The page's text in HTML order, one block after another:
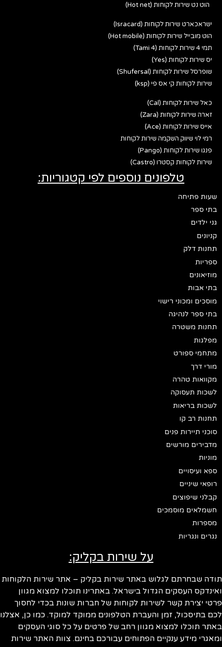
הוט נט שירות לקוחות (Hot net)
ישראכארט שירות לקוחות (Isracard)
הוט מובייל שירות לקוחות (Hot mobile)
תמי 4 שירות לקוחות (Tami 4)
יס שירות לקוחות (Yes)
שופרסל שירות לקוחות (Shufersal)
שירות לקוחות קי אס פי (ksp)
כאל שירות לקוחות (Cal)
זארה שירות לקוחות (Zara)
אייס שירות לקוחות (Ace)
רמי לוי שיווק השקמה שירות לקוחות
פנגו שירות לקוחות (Pango)
שירות לקוחות קסטרו (Castro)
טלפונים נוספים לפי קטגוריות:
שעות פתיחה
בתי ספר
גני ילדים
קניונים
תחנות דלק
ספריות
מוזיאונים
בתי אבות
מוסכים ומכוני רישוי
בתי ספר לנהיגה
תחנות משטרה
מפלגות
מתחמי ספורט
מורי דרך
מקוואות טהרה
לשכות תעסוקה
לשכות בריאות
תחנות רב קו
סוכני תיירות פנים
מדבירים מורשים
מוניות
ספא ועיסויים
רופאי שיניים
קבלני שיפוצים
חשמלאים מוסמכים
מספרות
נגרים ונגריות
על שירות בקליק:
תודה שבחרתם לגלוש באתר שירות בקליק – אתר שירות הלקוחות
ואינדקס העסקים הגדול בישראל. באתרינו תוכלו למצוא מגוון
פרטי יצירת קשר לשירות לקוחות של חברות שונות בכדי לחסוך
לכם בתיסכול, זמן והעברת הטלפונים ממוקד למוקד. כמו כן, אצלנו
באתר תוכלו למצוא מגוון רחב של פרטים על כל סוגי העסקים
ומאגרי מידע ענקיים הפתוחים עבורכם בחינם. צוות האתר שירות